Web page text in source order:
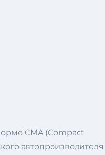
CMA (Compact
автопроизводителя